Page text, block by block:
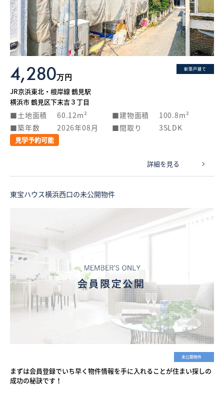
新築戸建て
4,280万円
JR京浜東北・根岸線 鶴見駅
横浜市 鶴見区下末吉３丁目
土地面積 60.12m² 建物面積
100.8m²
築年数
2026年08月 間取り 3SLDK
見学予約可能
詳細を見る
東宝ハウス横浜西口の未公開物件
未公開物件
まずは会員登録でいち早く物件情報を手に入れることが住まい探しの
成功の秘訣です！